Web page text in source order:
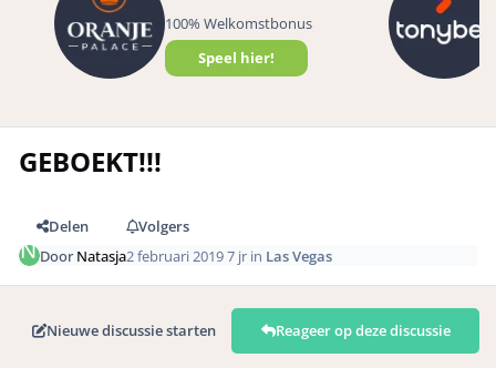
100% Welkomstbonus
Speel hier!
GEBOEKT!!!
Delen
Volgers
DoorNatasja2 februari 20197 jr in Las Vegas
Nieuwe discussie starten Reageer op deze discussie